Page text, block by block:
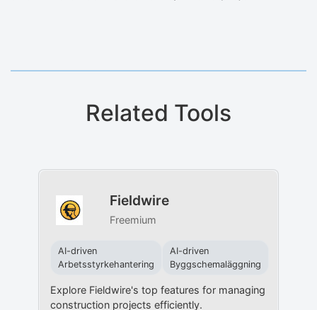
Related Tools
Fieldwire
Freemium
AI-driven
Arbetsstyrkehantering
AI-driven
Byggschemaläggning
Explore Fieldwire's top features for managing
construction projects efficiently.